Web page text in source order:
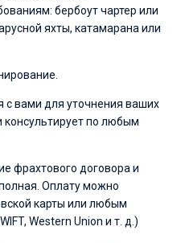
бербоут чартер или
яхты, катамарана или
вами для уточнения ваших
по любым
фрахтового договора и
Оплату можно
карты или любым
Western Union и т. д.)